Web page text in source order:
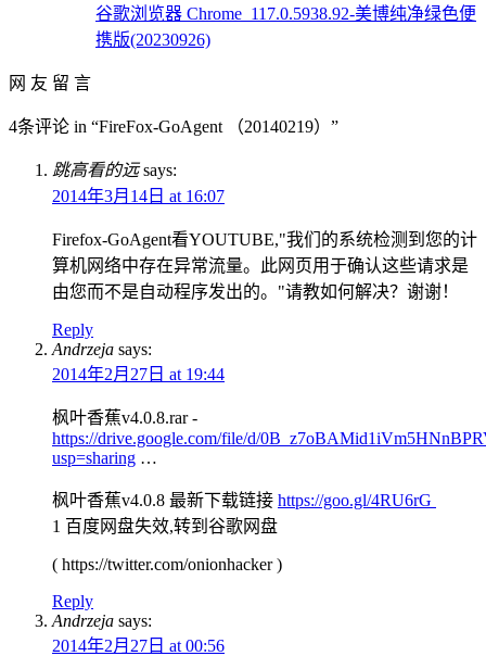
谷歌浏览器 Chrome_117.0.5938.92-美博纯净绿色便
携版(20230926)
网 友 留 言
4条评论 in “FireFox-GoAgent （20140219）”
跳高看的远 says:
2014年3月14日 at 16:07
Firefox-GoAgent看YOUTUBE,"我们的系统检测到您的计
算机网络中存在异常流量。此网页用于确认这些请求是
由您而不是自动程序发出的。"请教如何解决？谢谢！
Reply
Andrzeja says:
2014年2月27日 at 19:44
枫叶香蕉v4.0.8.rar -
https://drive.google.com/file/d/
usp=sharing …
枫叶香蕉v4.0.8 最新下载链接 https://goo.gl/4RU6rG
1 百度网盘失效,转到谷歌网盘
( https://twitter.com/onionhacker )
Reply
Andrzeja says:
2014年2月27日 at 00:56